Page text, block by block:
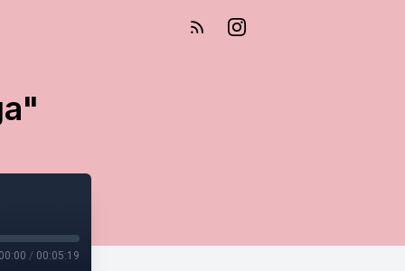
00:00 / 00:05:19